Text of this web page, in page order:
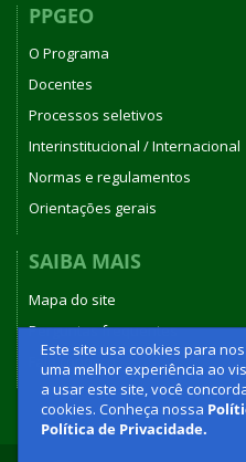
Este site usa cookies para
uma melhor experiência ao
a usar este site, você
cookies. Conheça nossa
Política de Privacidade.
PPGEO
O Programa
Docentes
Processos seletivos
Interinstitucional / Internacional
Normas e regulamentos
Orientações gerais
SAIBA MAIS
Mapa do site
Perguntas frequentes
Fale conosco